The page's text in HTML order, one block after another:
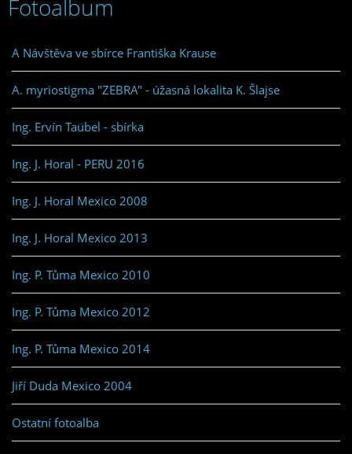
Fotoalbum
A Návštěva ve sbírce Františka Krause
A. myriostigma "ZEBRA" - úžasná lokalita K. Šlajse
Ing. Ervín Taübel - sbírka
Ing. J. Horal - PERU 2016
Ing. J. Horal Mexico 2008
Ing. J. Horal Mexico 2013
Ing. P. Tůma Mexico 2010
Ing. P. Tůma Mexico 2012
Ing. P. Tůma Mexico 2014
Jiří Duda Mexico 2004
Ostatní fotoalba